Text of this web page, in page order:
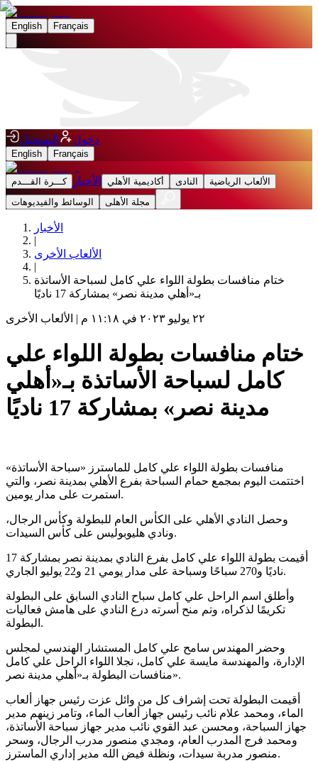
English Français
دخول التسجيل
English Français
كـــرة القـــدم الأخبار أكاديمية الأهلي النادى
الألعاب الرياضية
الوسائط والفيديوهات
مجلة الأهلى
الأخبار
|
الألعاب الأخرى
|
ختام منافسات بطولة اللواء علي كامل لسباحة الأساتذة
بـ«أهلي مدينة نصر» بمشاركة 17 ناديًا
٢٢ يوليو ٢٠٢٣ في ١١:١٨ م | الألعاب الأخرى
ختام منافسات بطولة اللواء علي
كامل لسباحة الأساتذة بـ«أهلي
مدينة نصر» بمشاركة 17 ناديًا
منافسات بطولة اللواء علي كامل للماسترز «سباحة الأساتذة»
اختتمت اليوم بمجمع حمام السباحة بفرع الأهلي بمدينة نصر، والتي
استمرت على مدار يومين.
وحصل النادي الأهلي على الكأس العام للبطولة وكأس الرجال،
ونادي هليوبوليس على كأس السيدات.
أقيمت بطولة اللواء علي كامل بفرع النادي بمدينة نصر بمشاركة 17
ناديًا و270 سباحًا وسباحة على مدار يومي 21 و22 يوليو الجاري.
وأطلق اسم الراحل علي كامل سباح النادي السابق على البطولة
تكريمًا لذكراه، وتم منح أسرته درع النادي على هامش فعاليات
البطولة.
وحضر المهندس سامح علي كامل المستشار الهندسي لمجلس
الإدارة، والمهندسة مايسة علي كامل، نجلا اللواء الراحل علي كامل
منافسات البطولة بـ«أهلي مدينة نصر».
أقيمت البطولة تحت إشراف كل من وائل عزت رئيس جهاز ألعاب
الماء، ومحمد علام نائب رئيس جهاز ألعاب الماء، وتامر زينهم مدير
جهاز السباحة، ومحسن عبد القوي نائب مدير جهاز سباحة الأساتذة،
ومحمد فرج المدرب العام، ومجدي منصور مدرب الرجال، وسحر
منصور مدربة سيدات، ونظلة فيض الله مدير إداري الماسترز.